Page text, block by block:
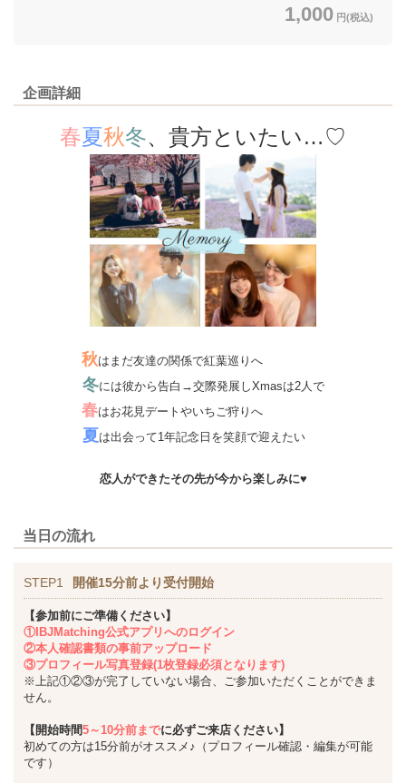
1,000 円(税込)
企画詳細
春夏秋冬、貴方といたい…♡
秋はまだ友達の関係で紅葉巡りへ
冬には彼から告白→交際発展しXmasは2人で
春はお花見デートやいちご狩りへ
夏は出会って1年記念日を笑顔で迎えたい
恋人ができたその先が今から楽しみに♥
当日の流れ
STEP1 開催15分前より受付開始
【参加前にご準備ください】
①IBJMatching公式アプリへのログイン
②本人確認書類の事前アップロード
③プロフィール写真登録(1枚登録必須となります)
※上記①②③が完了していない場合、ご参加いただくことができま
せん。
【開始時間5～10分前までに必ずご来店ください】
初めての方は15分前がオススメ♪（プロフィール確認・編集が可能
です）